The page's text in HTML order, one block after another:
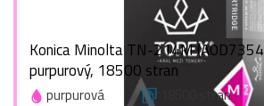
Konica Minolta TN-214M
purpurový, 18500 stran
purpurová 18500 stran